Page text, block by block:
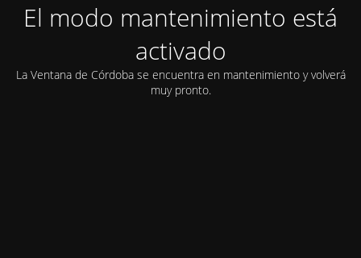
El modo mantenimiento está
activado
La Ventana de Córdoba se encuentra en mantenimiento y volverá
muy pronto.